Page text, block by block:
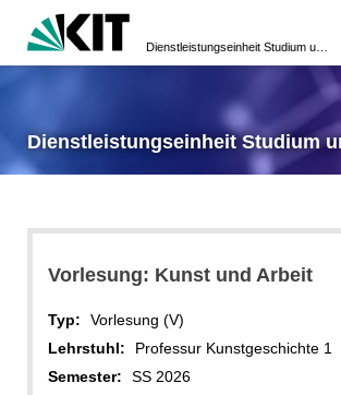
Dienstleistungseinheit Studium
Vorlesung: Kunst und Arbeit
Typ:
Vorlesung (V)
Lehrstuhl:
Professur Kunstgeschichte 1
Semester:
SS 2026